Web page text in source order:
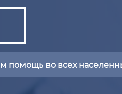
помощь во всех